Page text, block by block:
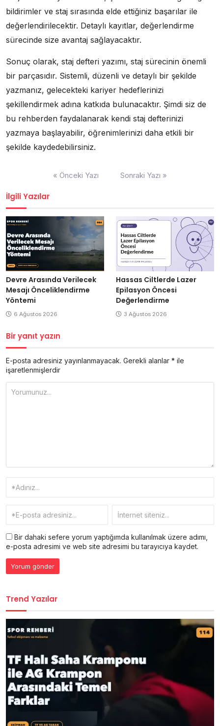
bildirimler ve staj sırasında elde ettiğiniz başarılar ile
değerlendirilecektir. Detaylı kayıtlar, değerlendirme
sürecinde size avantaj sağlayacaktır.
Sonuç olarak, staj defteri yazımı, staj sürecinin önemli
bir parçasıdır. Sistemli, düzenli ve detaylı bir şekilde
yazmanız, gelecekteki kariyer hedeflerinizi
şekillendirmek adına katkıda bulunacaktır. Şimdi siz de
bu rehberden faydalanarak kendi staj defterinizi
yazmaya başlayabilir, öğrenimlerinizi daha etkili bir
şekilde kaydedebilirsiniz.
« Önceki Yazı Sonraki Yazı »
İlgili Yazılar
Devre Arasında Verilecek
Mesajı Önceliklendirme
Yöntemi
6 Ağustos 2026
Hassas Ciltlerde Lazer
Epilasyon Öncesi
Değerlendirme
3 Ağustos 2026
Bir yanıt yazın
E-posta adresiniz yayınlanmayacak. Gerekli alanlar * ile
işaretlenmişlerdir
Bir dahaki sefere yorum yaptığımda kullanılmak üzere adımı,
e-posta adresimi ve web site adresimi bu tarayıcıya kaydet.
Trend Yazılar